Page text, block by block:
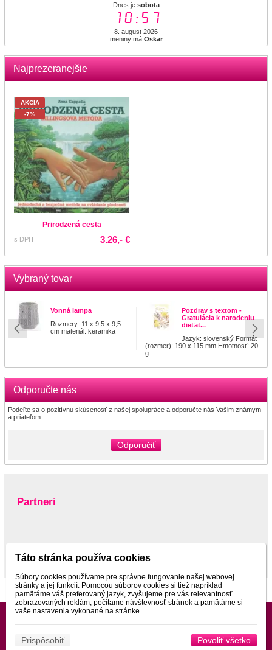
Dnes je sobota
10:57
8. august 2026
meniny má Oskar
Najprezeranejšie
AKCIA
-7%
Prirodzená cesta
s DPH 3.26,- €
Vybraný tovar
Vonná lampa
Rozmery: 11 x 9,5 x 9,5
cm materiál: keramika
Pozdrav s textom -
Gratulácia k narodeniu
dieťat...
Jazyk: slovenský Formát
(rozmer): 190 x 115 mm Hmotnosť: 20
g
Odporučte nás
Podeľte sa o pozitívnu skúsenosť z našej spolupráce a odporučte nás Vašim známym
a priateľom:
Odporučiť
Partneri
Táto stránka používa cookies
Súbory cookies používame pre správne fungovanie našej webovej
stránky a jej funkcií. Pomocou súborov cookies si tiež napríklad
pamätáme váš preferovaný jazyk, zvyšujeme pre vás relevantnosť
zobrazovaných reklám, počítame návštevnosť stránok a pamätáme si
vaše nastavenia vykonané na stránke.
Prispôsobiť Povoliť všetko